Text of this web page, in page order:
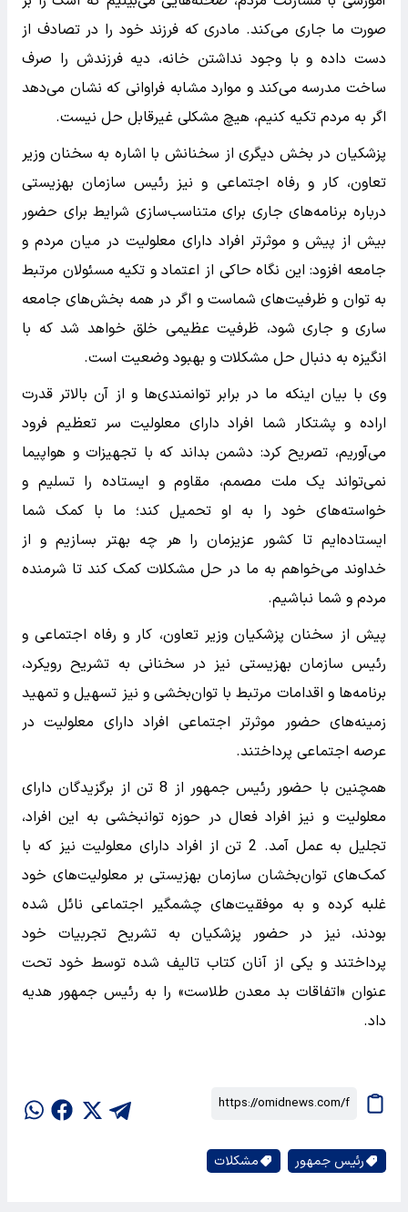
صورت ما جاری می‌کند. مادری که فرزند خود را در تصادف از
دست داده و با وجود نداشتن خانه، دیه فرزندش را صرف
ساخت مدرسه می‌کند و موارد مشابه فراوانی که نشان می‌دهد
اگر به مردم تکیه کنیم، هیچ مشکلی غیرقابل حل نیست.
پزشکیان در بخش دیگری از سخنانش با اشاره به سخنان وزیر
تعاون، کار و رفاه اجتماعی و نیز رئیس سازمان بهزیستی
درباره برنامه‌های جاری برای متناسب‌سازی شرایط برای حضور
بیش از پیش و موثرتر افراد دارای معلولیت در میان مردم و
جامعه افزود: این نگاه حاکی از اعتماد و تکیه مسئولان مرتبط
به توان و ظرفیت‌های شماست و اگر در همه بخش‌های جامعه
ساری و جاری شود، ظرفیت عظیمی خلق خواهد شد که با
انگیزه به دنبال حل مشکلات و بهبود وضعیت است.
وی با بیان اینکه ما در برابر توانمندی‌ها و از آن بالاتر قدرت
اراده و پشتکار شما افراد دارای معلولیت سر تعظیم فرود
می‌آوریم، تصریح کرد: دشمن بداند که با تجهیزات و هواپیما
نمی‌تواند یک ملت مصمم، مقاوم و ایستاده را تسلیم و
خواسته‌های خود را به او تحمیل کند؛ ما با کمک شما
ایستاده‌ایم تا کشور عزیزمان را هر چه بهتر بسازیم و از
خداوند می‌خواهم به ما در حل مشکلات کمک کند تا شرمنده
مردم و شما نباشیم.
پیش از سخنان پزشکیان وزیر تعاون، کار و رفاه اجتماعی و
رئیس سازمان بهزیستی نیز در سخنانی به تشریح رویکرد،
برنامه‌ها و اقدامات مرتبط با توان‌بخشی و نیز تسهیل و تمهید
زمینه‌های حضور موثرتر اجتماعی افراد دارای معلولیت در
عرصه اجتماعی پرداختند.
همچنین با حضور رئیس جمهور از 8 تن از برگزیدگان دارای
معلولیت و نیز افراد فعال در حوزه توانبخشی به این افراد،
تجلیل به عمل آمد. 2 تن از افراد دارای معلولیت نیز که با
کمک‌های توان‌بخشان سازمان بهزیستی بر معلولیت‌های خود
غلبه کرده و به موفقیت‌های چشمگیر اجتماعی نائل شده
بودند، نیز در حضور پزشکیان به تشریح تجربیات خود
پرداختند و یکی از آنان کتاب تالیف شده توسط خود تحت
عنوان «اتفاقات بد معدن طلاست» را به رئیس جمهور هدیه
داد.
رئیس جمهور مشکلات